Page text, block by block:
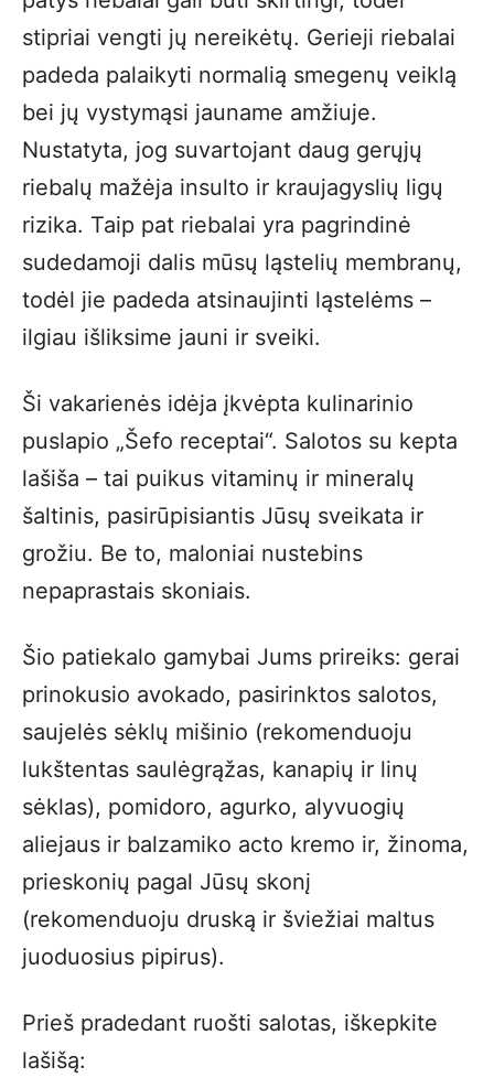
stipriai vengti jų nereikėtų. Gerieji riebalai
padeda palaikyti normalią smegenų veiklą
bei jų vystymąsi jauname amžiuje.
Nustatyta, jog suvartojant daug gerųjų
riebalų mažėja insulto ir kraujagyslių ligų
rizika. Taip pat riebalai yra pagrindinė
sudedamoji dalis mūsų ląstelių membranų,
todėl jie padeda atsinaujinti ląstelėms –
ilgiau išliksime jauni ir sveiki.
Ši vakarienės idėja įkvėpta kulinarinio
puslapio „Šefo receptai“. Salotos su kepta
lašiša – tai puikus vitaminų ir mineralų
šaltinis, pasirūpisiantis Jūsų sveikata ir
grožiu. Be to, maloniai nustebins
nepaprastais skoniais.
Šio patiekalo gamybai Jums prireiks: gerai
prinokusio avokado, pasirinktos salotos,
saujelės sėklų mišinio (rekomenduoju
lukštentas saulėgrąžas, kanapių ir linų
sėklas), pomidoro, agurko, alyvuogių
aliejaus ir balzamiko acto kremo ir, žinoma,
prieskonių pagal Jūsų skonį
(rekomenduoju druską ir šviežiai maltus
juoduosius pipirus).
Prieš pradedant ruošti salotas, iškepkite
lašišą: